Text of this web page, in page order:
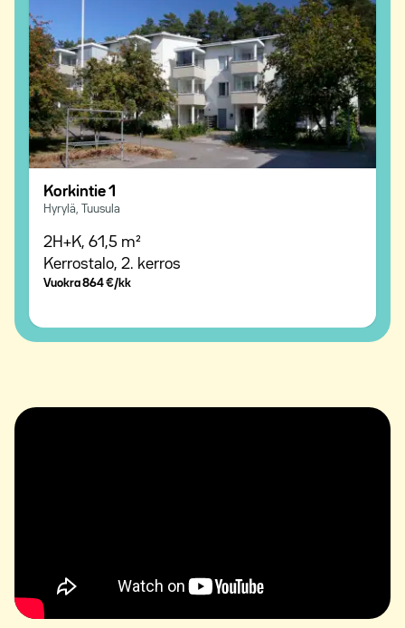
Korkintie 1
Hyrylä, Tuusula
2H+K, 61,5 m²
Kerrostalo, 2. kerros
Vuokra864 €/kk